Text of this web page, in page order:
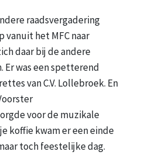
raadsvergadering
vanuit het MFC naar
daar bij de andere
Er was een spetterend
van C.V. Lollebroek. En
voor de muzikale
koffie kwam er een einde
toch feestelijke dag.